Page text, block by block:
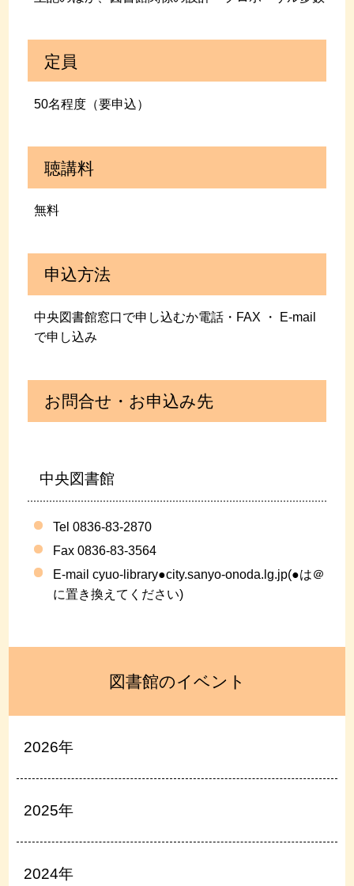
定員
50名程度（要申込）
聴講料
無料
申込方法
中央図書館窓口で申し込むか電話・FAX ・ E-mail
で申し込み
お問合せ・お申込み先
中央図書館
Tel 0836-83-2870
Fax 0836-83-3564
E-mail cyuo-library●city.sanyo-onoda.lg.jp(●は＠
に置き換えてください)
図書館のイベント
2026年
2025年
2024年